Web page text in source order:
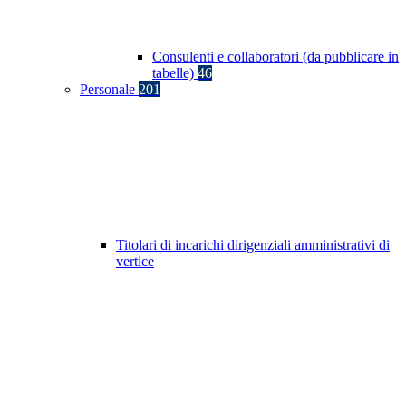
Consulenti e collaboratori (da pubblicare in
tabelle) 46
Personale 201
Titolari di incarichi dirigenziali amministrativi di
vertice